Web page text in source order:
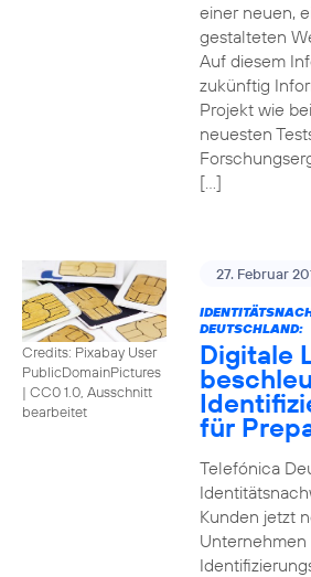
einer neuen,
gestalteten
Auf diesem
zukünftig
Projekt wie
neuesten
[…]
Credits: Pixabay User
PublicDomainPictures
| CC0 1.0, Ausschnitt
bearbeitet
27. Februar
DEUTSCHLAND:
Digitale
für
Telefónica
Kunden jetzt